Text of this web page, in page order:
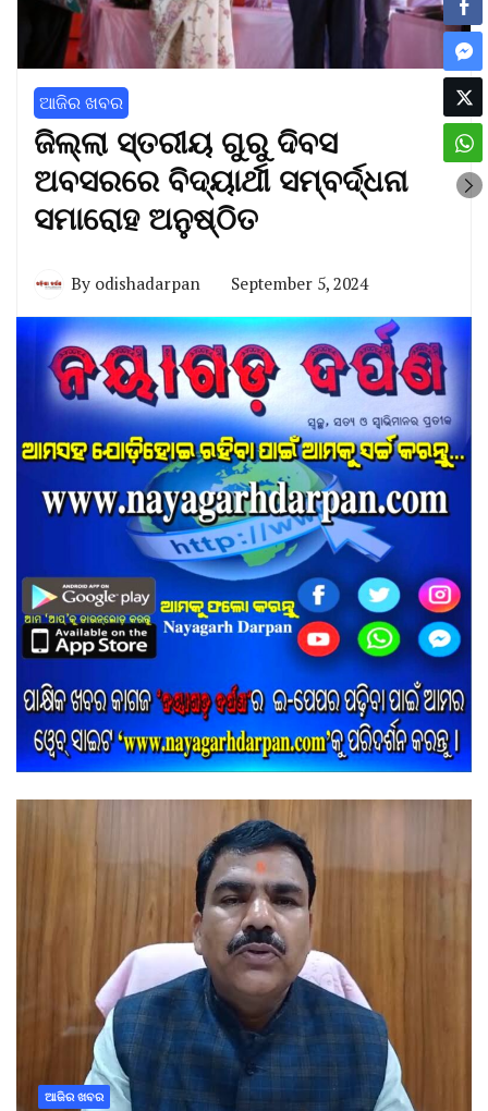
ଆଜିର ଖବର
ଜିଲ୍ଲା ସ୍ତରୀୟ ଗୁରୁ ଦିବସ
ଅବସରରେ ବିଦ୍ୟାର୍ଥୀ ସମ୍ବର୍ଦ୍ଧନା
ସମାରୋହ ଅନୁଷ୍ଠିତ
By odishadarpan September 5, 2024
ଆଜିର ଖବର